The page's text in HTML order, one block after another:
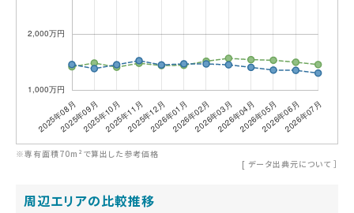
※専有面積70m²で算出した参考価格
[ データ出典元について ］
周辺エリアの比較推移